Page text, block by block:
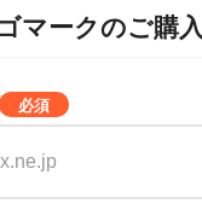
マークのご購入